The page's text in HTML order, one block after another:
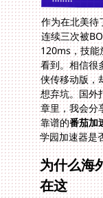
作为在北美待
连续三次被
120ms，技能
看到。相信很
侠传移动版，
想弃坑。国外
章里，我会
靠谱的番茄加
学园加速器是
为什么海
在这